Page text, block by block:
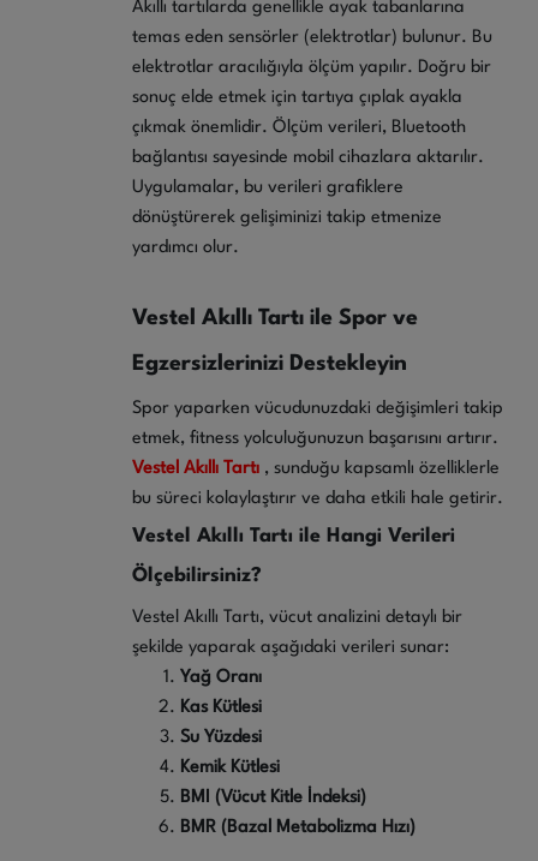
Akıllı tartılarda genellikle ayak tabanlarına
temas eden sensörler (elektrotlar) bulunur. Bu
elektrotlar aracılığıyla ölçüm yapılır. Doğru bir
sonuç elde etmek için tartıya çıplak ayakla
çıkmak önemlidir. Ölçüm verileri, Bluetooth
bağlantısı sayesinde mobil cihazlara aktarılır.
Uygulamalar, bu verileri grafiklere
dönüştürerek gelişiminizi takip etmenize
yardımcı olur.
Vestel Akıllı Tartı ile Spor ve
Egzersizlerinizi Destekleyin
Spor yaparken vücudunuzdaki değişimleri takip
etmek, fitness yolculuğunuzun başarısını artırır.
Vestel Akıllı Tartı , sunduğu kapsamlı özelliklerle
bu süreci kolaylaştırır ve daha etkili hale getirir.
Vestel Akıllı Tartı ile Hangi Verileri
Ölçebilirsiniz?
Vestel Akıllı Tartı, vücut analizini detaylı bir
şekilde yaparak aşağıdaki verileri sunar:
Yağ Oranı
Kas Kütlesi
Su Yüzdesi
Kemik Kütlesi
BMI (Vücut Kitle İndeksi)
BMR (Bazal Metabolizma Hızı)